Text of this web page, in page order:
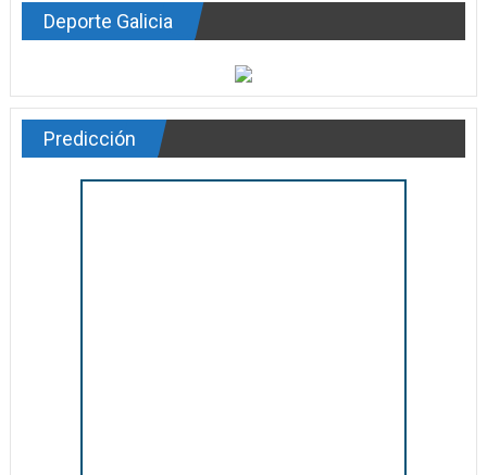
Deporte Galicia
Predicción